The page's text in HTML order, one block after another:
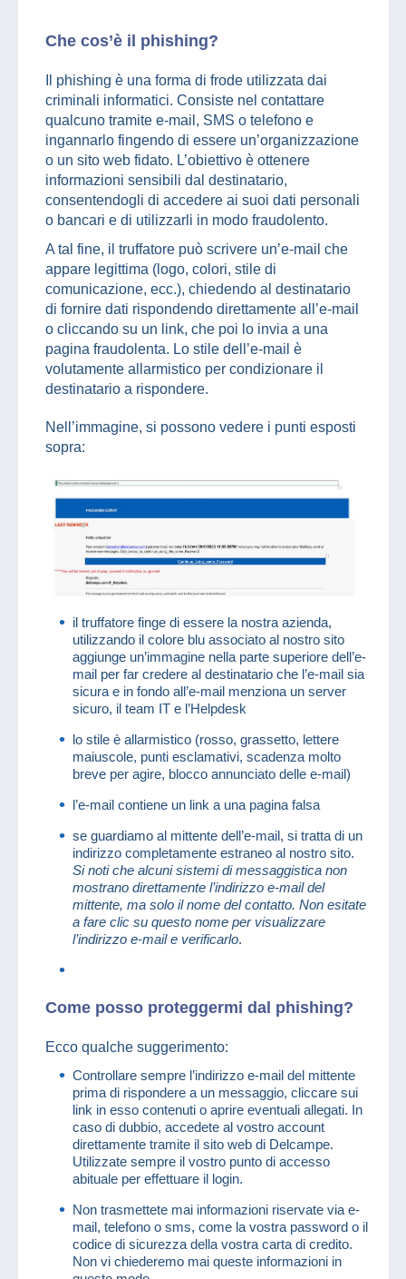
Che cos’è il phishing?
Il phishing è una forma di frode utilizzata dai
criminali informatici. Consiste nel contattare
qualcuno tramite e-mail, SMS o telefono e
ingannarlo fingendo di essere un’organizzazione
o un sito web fidato. L’obiettivo è ottenere
informazioni sensibili dal destinatario,
consentendogli di accedere ai suoi dati personali
o bancari e di utilizzarli in modo fraudolento.
A tal fine, il truffatore può scrivere un’e-mail che
appare legittima (logo, colori, stile di
comunicazione, ecc.), chiedendo al destinatario
di fornire dati rispondendo direttamente all’e-mail
o cliccando su un link, che poi lo invia a una
pagina fraudolenta. Lo stile dell’e-mail è
volutamente allarmistico per condizionare il
destinatario a rispondere.
Nell’immagine, si possono vedere i punti esposti
sopra:
il truffatore finge di essere la nostra azienda,
utilizzando il colore blu associato al nostro sito
aggiunge un’immagine nella parte superiore dell’e-
mail per far credere al destinatario che l’e-mail sia
sicura e in fondo all’e-mail menziona un server
sicuro, il team IT e l’Helpdesk
lo stile è allarmistico (rosso, grassetto, lettere
maiuscole, punti esclamativi, scadenza molto
breve per agire, blocco annunciato delle e-mail)
l’e-mail contiene un link a una pagina falsa
se guardiamo al mittente dell’e-mail, si tratta di un
indirizzo completamente estraneo al nostro sito.
Si noti che alcuni sistemi di messaggistica non
mostrano direttamente l’indirizzo e-mail del
mittente, ma solo il nome del contatto. Non esitate
a fare clic su questo nome per visualizzare
l’indirizzo e-mail e verificarlo.
Come posso proteggermi dal phishing?
Ecco qualche suggerimento:
Controllare sempre l’indirizzo e-mail del mittente
prima di rispondere a un messaggio, cliccare sui
link in esso contenuti o aprire eventuali allegati. In
caso di dubbio, accedete al vostro account
direttamente tramite il sito web di Delcampe.
Utilizzate sempre il vostro punto di accesso
abituale per effettuare il login.
Non trasmettete mai informazioni riservate via e-
mail, telefono o sms, come la vostra password o il
codice di sicurezza della vostra carta di credito.
Non vi chiederemo mai queste informazioni in